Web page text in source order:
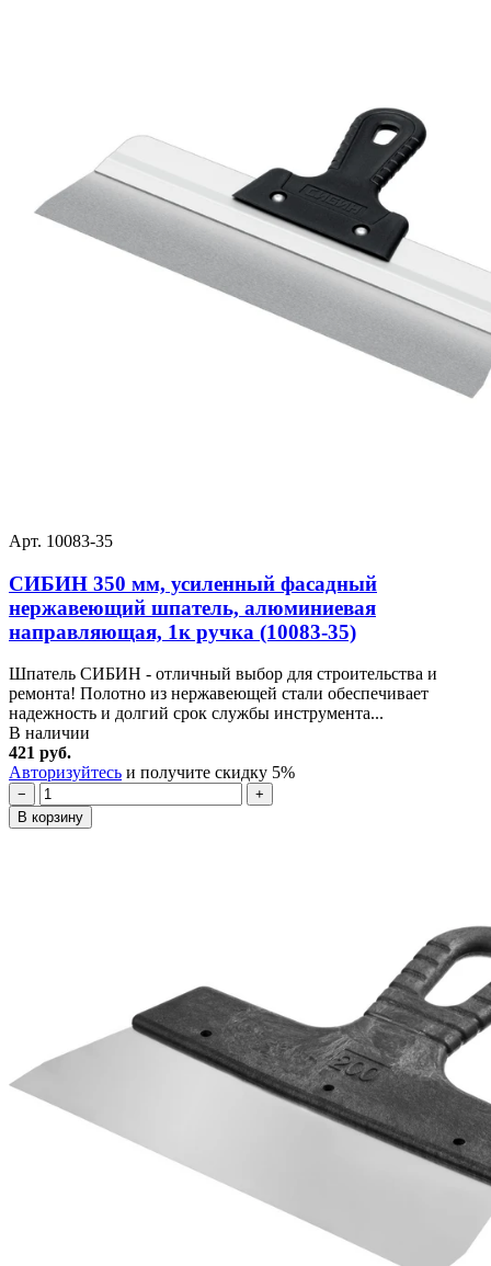
Арт. 10083-35
СИБИН 350 мм, усиленный фасадный
нержавеющий шпатель, алюминиевая
направляющая, 1к ручка (10083-35)
Шпатель СИБИН - отличный выбор для строительства и
ремонта! Полотно из нержавеющей стали обеспечивает
надежность и долгий срок службы инструмента...
В наличии
421 руб.
Авторизуйтесь и получите скидку 5%
−
+
В корзину